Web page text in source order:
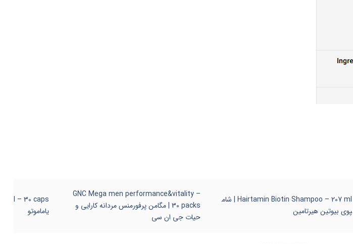
Hairtamin Biotin Shampoo – 207 ml | شام
پوی بیوتین هیرتامین
GNC Mega men performance&vitality –
30 packs | مگامن پرفورمنس مردانه کارایی و
حیات جی ان سی
یاماموتو